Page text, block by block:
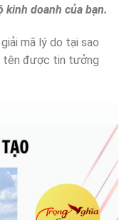
kinh doanh của bạn.
mã lý do tại sao
tên được tin tưởng